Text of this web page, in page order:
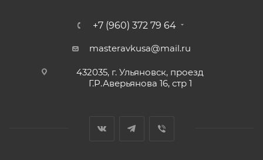
+7 (960) 372 79 64
masteravkusa@mail.ru
432035, г. Ульяновск, проезд
Г.Р.Аверьянова 16, стр 1